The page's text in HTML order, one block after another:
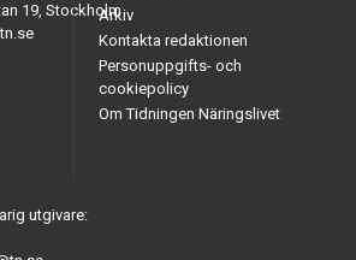
19, Stockholm
Arkiv
Kontakta redaktionen
Personuppgifts- och
cookiepolicy
Om Tidningen Näringslivet
utgivare: